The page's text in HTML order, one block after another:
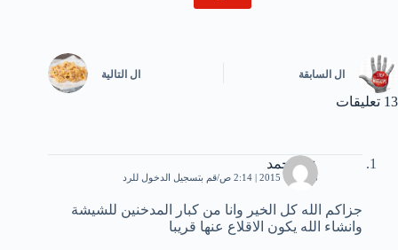
ال السابقة ال التالية
13 تعليقات
عيد احمد
8 أكتوبر، 2015 | 2:14 ص قم بتسجيل الدخول للرد
جزاكم الله كل الخير وانا من كبار المدخنين للشيشة
وانشاء الله يكون الاقلاع عنها قريبا